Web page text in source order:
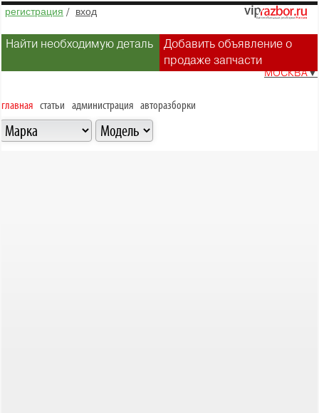
регистрация / вход
Найти необходимую деталь
Добавить объявление о
продаже запчасти
МОСКВА▼
главная статьи администрация авторазборки